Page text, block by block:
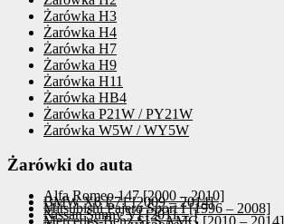
Żarówka H3
Żarówka H4
Żarówka H7
Żarówka H9
Żarówka H11
Żarówka HB4
Żarówka P21W / PY21W
Żarówka W5W / WY5W
Żarówki do auta
Alfa Romeo 147 [2000 – 2010]
BMW X6 E71 [2009 – 2014]
Mitsubishi Pajero Sport I [1996 – 2008]
Nissan Sunny VI [2011 – ]
Mercedes-Benz SLS AMG [2010 – 2014]